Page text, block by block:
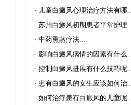
· 儿童白癜风心理治疗方法有哪..
· 苏州白癜风初期患者平常护理..
· 中药熏蒸疗法....
· 影响白癜风病情的因素有什么..
· 控制白癜风进展有什么技巧呢..
· 患有白癜风的女生应该如何治..
· 如何治疗患有白癜风的儿童呢..